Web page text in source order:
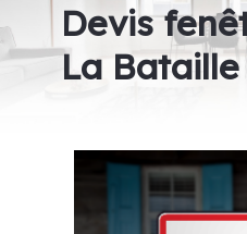
Devis
La Bataille